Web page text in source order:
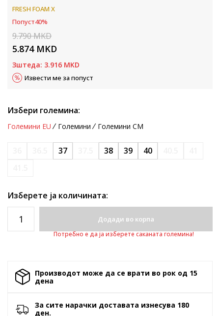
FRESH FOAM X
Попуст40%
9.790MKD
5.874 MKD
Зштеда: 3.916 MKD
Извести ме за попуст
Избери големина:
Големини EU Големини Големини CM
37 38 39 40
Изберете ја количината:
Додади во корпа
Потребно е да ја изберете саканата големина!
Производот може да се врати во рок од 15
денa
За сите нарачки доставата изнесува 180
ден.